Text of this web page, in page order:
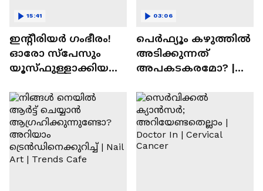
ഇന്റീരിയർ ഗംഭീരം!
ഓരോ സ്‌പേസും
യൂസ്ഫുള്ളാക്കിയ
15:41
പെർഫ്യൂം കഴുത്തിൽ
അടിക്കുന്നത്
അപകടകരമോ? |
03:06